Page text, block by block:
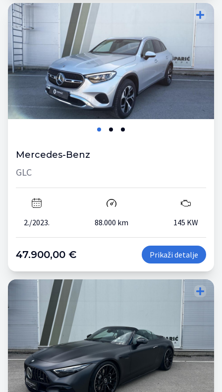
Mercedes-Benz
GLC
2./2023. 88.000 km 145 KW
47.900,00 € Prikaži detalje